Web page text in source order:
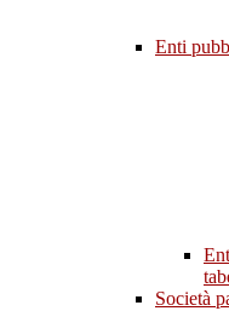
Enti
Società